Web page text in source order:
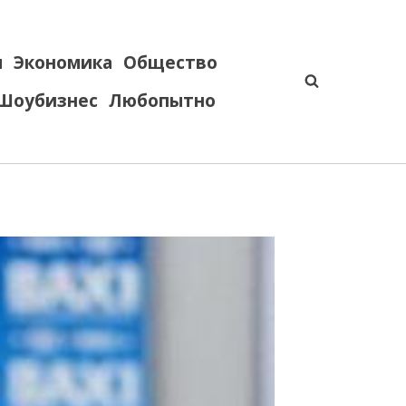
Экономика Общество
Любопытно